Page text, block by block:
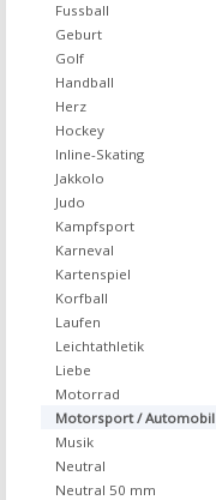
Fussball
Geburt
Golf
Handball
Herz
Hockey
Inline-Skating
Jakkolo
Judo
Kampfsport
Karneval
Kartenspiel
Korfball
Laufen
Leichtathletik
Liebe
Motorrad
Motorsport / Automobil
Musik
Neutral
Neutral 50 mm